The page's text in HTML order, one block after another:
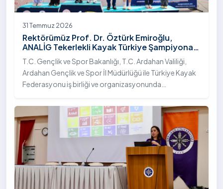
31 Temmuz 2026
Rektörümüz Prof. Dr. Öztürk Emiroğlu,
ANALİG Tekerlekli Kayak Türkiye Şampiyonası
Ödül Töreni’ne Katıldı
T.C. Gençlik ve Spor Bakanlığı, T.C. Ardahan Valiliği,
Ardahan Gençlik ve Spor İl Müdürlüğü ile Türkiye Kayak
Federasyonu iş birliği ve organizasyonunda
Sezonu Tekerlekli Kayak Türkiye Şampiyonası, 30-31
Temmuz 2026 tarihlerinde Ardahan Üniversitesi Yenisey
Yerleşkesi ev sahipliğinde tamamlandı.